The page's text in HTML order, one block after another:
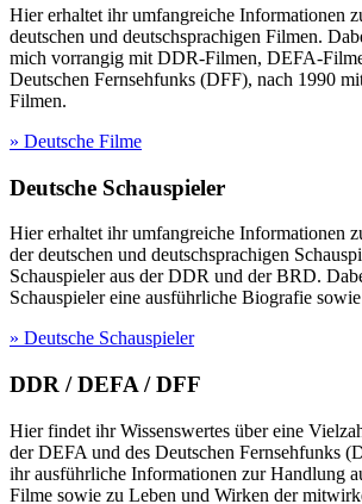
Hier erhaltet ihr umfangreiche Informationen
deutschen und deutschsprachigen Filmen.
mich vorrangig mit DDR-Filmen, DEFA-
Deutschen Fernsehfunks (DFF), nach 1990
Filmen.
» Deutsche Filme
Deutsche Schauspieler
Hier erhaltet ihr umfangreiche Informationen
der deutschen und deutschsprachigen
Schauspieler aus der DDR und der BRD.
Schauspieler eine ausführliche Biografie
» Deutsche Schauspieler
DDR / DEFA / DFF
Hier findet ihr Wissenswertes über eine
der DEFA und des Deutschen Fernsehfunks
ihr ausführliche Informationen zur Handlung
Filme sowie zu Leben und Wirken der